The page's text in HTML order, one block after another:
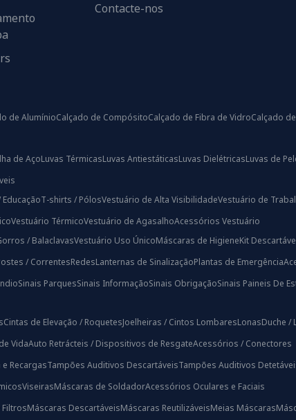
Contacte-nos
de AlumínioCalçado de CompósitoCalçado de Fibra de VidroCalçado
de AçoLuvas TérmicasLuvas AntiestáticasLuvas DielétricasLuvas de
T-shirts / PólosVestuário de Alta VisibilidadeVestuário de
Vestuário TérmicoVestuário de AgasalhoAcessórios Vestuário
/ BalaclavasVestuário Uso ÚnicoMáscaras de HigieneKit
/ CorrentesRedesLanternas de SinalizaçãoPlantas de Emergência
Sinais ParquesSinais InformaçãoSinais ObrigaçãoSinais Paineis De
Cintas de Elevação / RoquetesJoelheiras / Cintos LombaresLonasDuche /
VidaAuto Retrácteis / Dispositivos de ResgateAcessórios / Conectores
RecargasTampões Auditivos DescartáveisTampões Auditivos
ViseirasMáscaras de SoldadorAcessórios Oculares e Faciais
Máscaras DescartáveisMáscaras ReutilizáveisMeias Máscaras